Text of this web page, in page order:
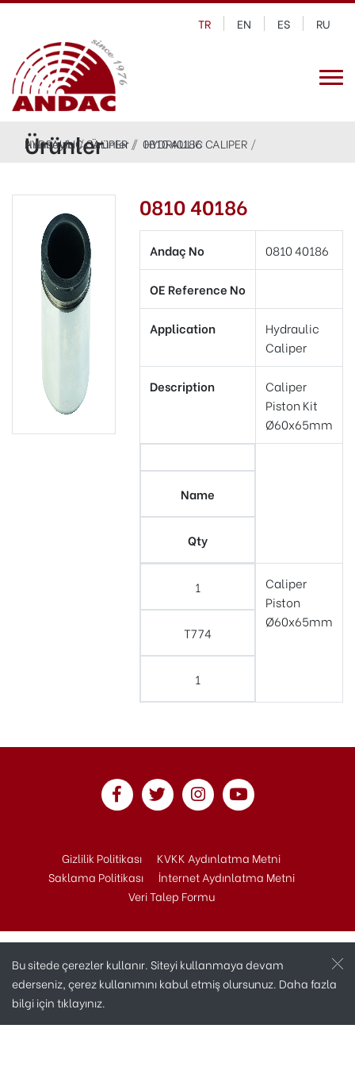
TR EN ES RU
Ürünler
Anasayfa Ürünler HYDRAULIC CALIPER
HYDRAULIC CALIPER 0810 40186
0810 40186
Andaç No 0810 40186
OE Reference No
Application
Hydraulic
Caliper
Description
Caliper
Piston Kit
Ø60x65mm
Name
Qty
1
T774
1
Caliper
Piston
Ø60x65mm
Gizlilik Politikası
KVKK Aydınlatma Metni
Saklama Politikası
İnternet Aydınlatma Metni
Veri Talep Formu
Bu sitede çerezler kullanır. Siteyi kullanmaya devam
ederseniz, çerez kullanımını kabul etmiş olursunuz. Daha fazla
bilgi içintıklayınız.